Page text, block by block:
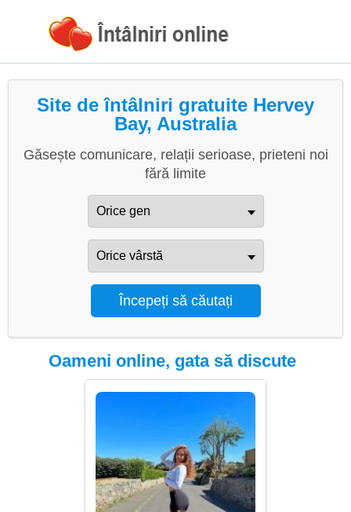
Site de întâlniri gratuite Hervey
Bay, Australia
Găsește comunicare, relații serioase, prieteni noi
fără limite
Oameni online, gata să discute